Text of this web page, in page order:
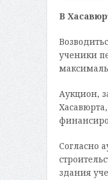
В
ученики
Аукцион,
Согласно
здания